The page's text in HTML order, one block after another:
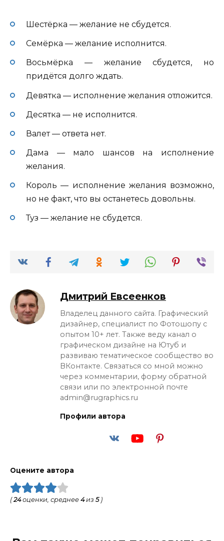
Шестёрка — желание не сбудется.
Семёрка — желание исполнится.
Восьмёрка — желание сбудется, но
придётся долго ждать.
Девятка — исполнение желания отложится.
Десятка — не исполнится.
Валет — ответа нет.
Дама — мало шансов на исполнение
желания.
Король — исполнение желания возможно,
но не факт, что вы останетесь довольны.
Туз — желание не сбудется.
Дмитрий Евсеенков
Владелец данного сайта. Графический
дизайнер, специалист по Фотошопу с
опытом 10+ лет. Также веду канал о
графическом дизайне на Ютуб и
развиваю тематическое сообщество во
ВКонтакте. Связаться со мной можно
через комментарии, форму обратной
связи или по электронной почте
admin@rugraphics.ru
Профили автора
Оцените автора
(24оценки, среднее 4из 5)